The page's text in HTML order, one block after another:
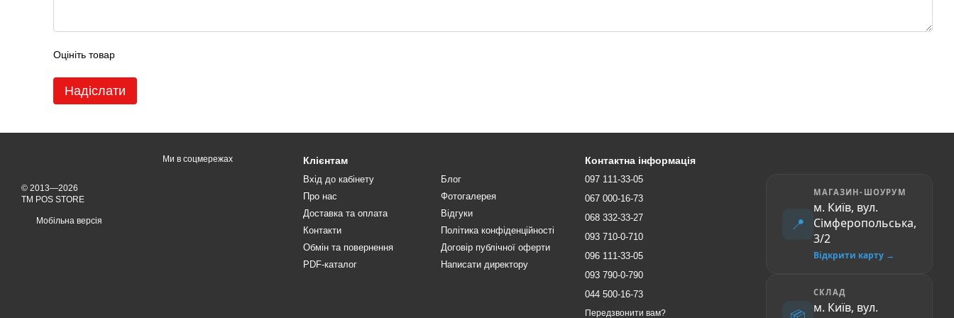
Оцініть товар
Надіслати
© 2013—2026
TM POS STORE
Мобільна версія
Ми в соцмережах Клієнтам
Вхід до кабінету
Про нас
Доставка та оплата
Контакти
Обмін та повернення
PDF-каталог
Блог
Фотогалерея
Відгуки
Політика конфіденційності
Договір публічної оферти
Написати директору
Контактна інформація
097 111-33-05
067 000-16-73
068 332-33-27
093 710-0-710
096 111-33-05
093 790-0-790
044 500-16-73
Передзвонити вам?
📍
МАГАЗИН-ШОУРУМ
м. Київ, вул.
Сімферопольська,
3/2
Відкрити карту →
СКЛАД
м. Київ, вул.